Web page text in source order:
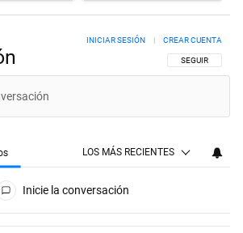
SIGA ESTA
SEGUIR
INICIAR SESIÓN | CREAR CUENTA
LOS MÁS RECIENTES
Inicie la conversación